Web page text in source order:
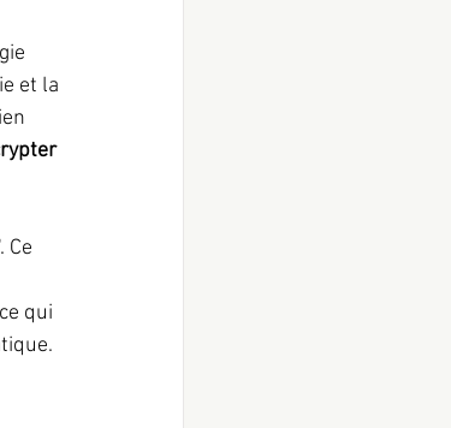
et la
Ce
qui